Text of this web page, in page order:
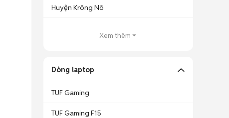
Huyện Krông Nô
Xem thêm
Dòng laptop
TUF Gaming
TUF Gaming F15